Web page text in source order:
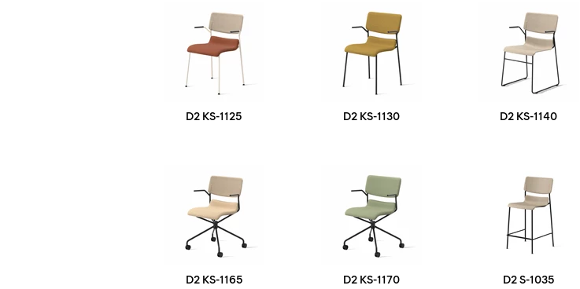
D2 KS-1125 D2 KS-1130 D2 KS-1140
D2 KS-1165 D2 KS-1170 D2 S-1035